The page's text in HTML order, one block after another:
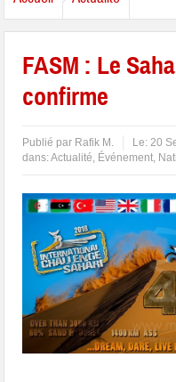
FASM : Le
confirme
Publié par Rafik M. Le:20
dans:Actualité, Événement,